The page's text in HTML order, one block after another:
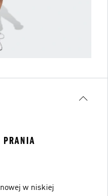
PRANIA
w niskiej